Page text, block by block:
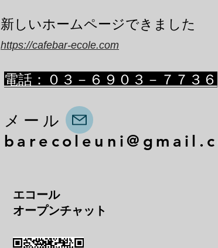
​新しいホームページできました
https://cafebar-ecole.com
​電話：０３－６９０３－７７３６
メール
エコール
オープンチャット